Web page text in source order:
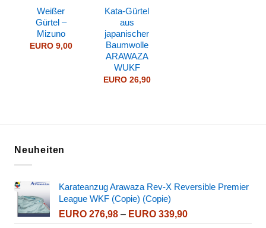
Weißer
Gürtel –
Mizuno
EURO9,00
Kata-Gürtel
aus
japanischer
Baumwolle
ARAWAZA
WUKF
EURO26,90
Neuheiten
Karateanzug Arawaza Rev-X Reversible Premier
League WKF (Copie) (Copie)
EURO276,98 – EURO339,90Preisspanne: